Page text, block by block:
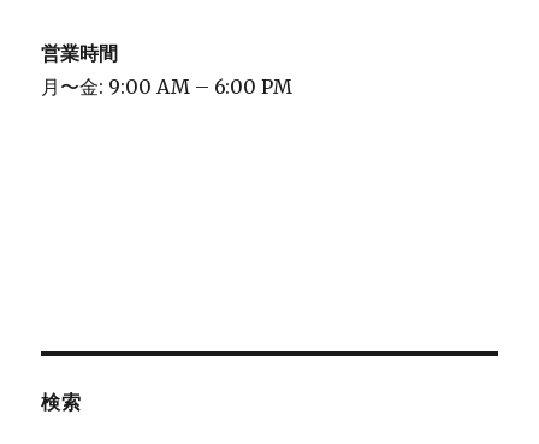
営業時間
月〜金: 9:00 AM – 6:00 PM
検索